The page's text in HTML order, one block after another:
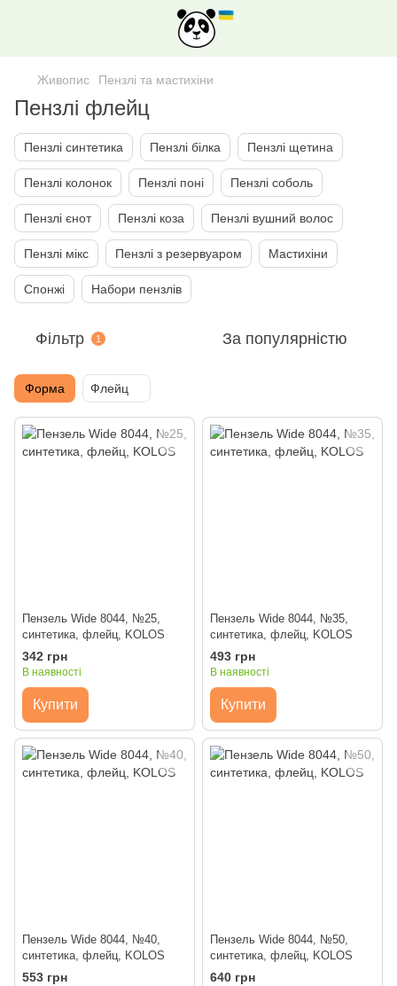
Живопис Пензлі та мастихіни
Пензлі флейц
Пензлі синтетика Пензлі білка Пензлі щетина
Пензлі колонок Пензлі поні Пензлі соболь
Пензлі єнот Пензлі коза Пензлi вушний волос
Пензлі мiкс Пензлі з резервуаром Мастихіни
Спонжi Набори пензлiв
Фільтр 1 За популярністю
Форма Флейц
Пензель Wide 8044, №25,
синтетика, флейц, KOLOS
342 грн
В наявності
Купити
Пензель Wide 8044, №35,
синтетика, флейц, KOLOS
493 грн
В наявності
Купити
Пензель Wide 8044, №40,
синтетика, флейц, KOLOS
553 грн
Пензель Wide 8044, №50,
синтетика, флейц, KOLOS
640 грн